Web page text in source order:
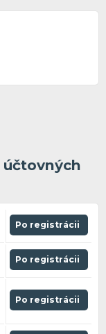
Po registrácii
Po registrácii
Po registrácii